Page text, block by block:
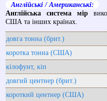
Англійські / Американські:
Англійська система мір
США та інших країнах.
довга тонна (брит.)
коротка тонна (США)
кілофунт, кіп
довгий центнер (брит.)
короткий центнер (США)